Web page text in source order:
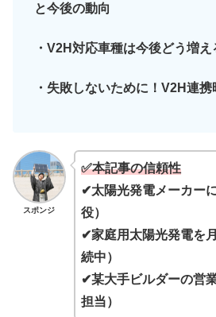
と今後の動向
・V2H対応車種は今後どう増
・失敗しないために！V2H連
スポンジ
✅本記事の信頼性
✔太陽光発電メーカー
役）
✔家庭用太陽光発電を
続中）
✔某大手ビルダーの営
担当）